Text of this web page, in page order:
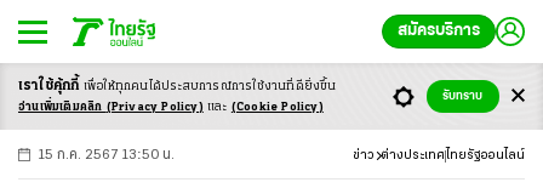
สมัครบริการ
-ก ก ก+
15 ก.ค. 2567 13:50 น. ข่าว ต่างประเทศ ไทยรัฐออนไลน์
เราใช้คุ้กกี้ เพื่อให้ทุกคนได้ประสบการณ์การใช้งานที่ดียิ่งขึ้น
อ่านเพิ่มเติมคลิก (Privacy Policy) และ (Cookie Policy)
รับทราบ